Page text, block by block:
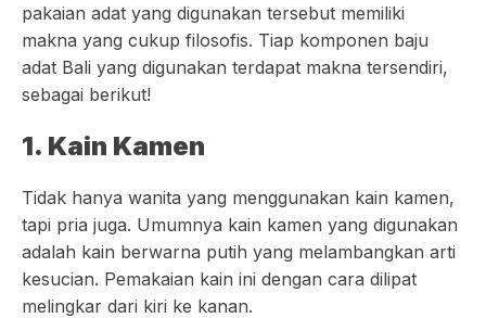
pakaian adat yang digunakan tersebut memiliki
makna yang cukup filosofis. Tiap komponen baju
adat Bali yang digunakan terdapat makna tersendiri,
sebagai berikut!
1. Kain Kamen
Tidak hanya wanita yang menggunakan kain kamen,
tapi pria juga. Umumnya kain kamen yang digunakan
adalah kain berwarna putih yang melambangkan arti
kesucian. Pemakaian kain ini dengan cara dilipat
melingkar dari kiri ke kanan.